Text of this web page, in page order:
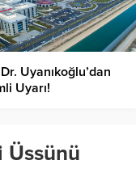
Uyanıkoğlu’dan
Uyarı!
Üssünü